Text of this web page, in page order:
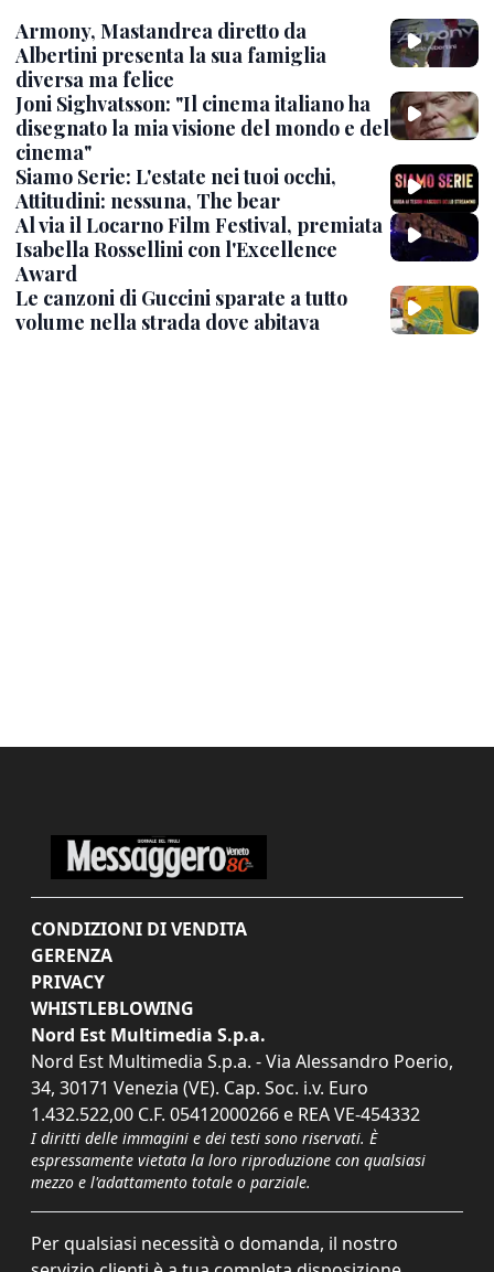
Armony, Mastandrea diretto da
Albertini presenta la sua famiglia
diversa ma felice
Joni Sighvatsson: "Il cinema italiano ha
disegnato la mia visione del mondo e del
cinema"
Siamo Serie: L'estate nei tuoi occhi,
Attitudini: nessuna, The bear
Al via il Locarno Film Festival, premiata
Isabella Rossellini con l'Excellence
Award
Le canzoni di Guccini sparate a tutto
volume nella strada dove abitava
CONDIZIONI DI VENDITA
GERENZA
PRIVACY
WHISTLEBLOWING
Nord Est Multimedia S.p.a.
Nord Est Multimedia S.p.a. - Via Alessandro Poerio,
34, 30171 Venezia (VE). Cap. Soc. i.v. Euro
1.432.522,00 C.F. 05412000266 e REA VE-454332
I diritti delle immagini e dei testi sono riservati. È
espressamente vietata la loro riproduzione con qualsiasi
mezzo e l'adattamento totale o parziale.
Per qualsiasi necessità o domanda, il nostro